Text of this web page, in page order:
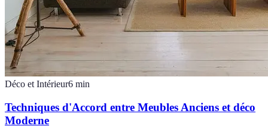
Déco et Intérieur6 min
Techniques d'Accord entre Meubles Anciens et déco
Moderne